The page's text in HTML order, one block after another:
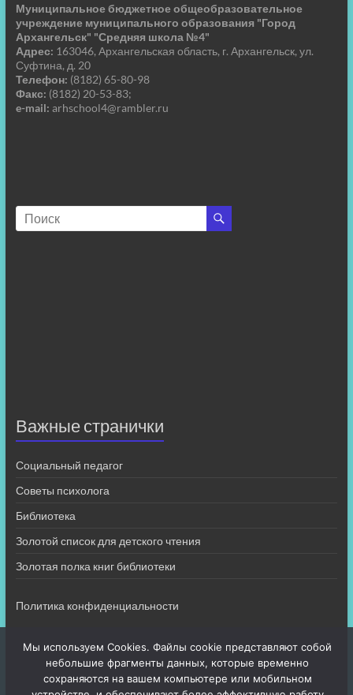
Муниципальное бюджетное общеобразовательное
учреждение муниципального образования "Город
Архангельск" "Средняя школа №4"
Адрес: 163046, Архангельская область, г. Архангельск, ул.
Суфтина, д. 20
Телефон: (8182) 65-80-98
Факс: (8182) 20-53-83;
e-mail: arhschool4@rambler.ru
Важные странички
Социальный педагог
Советы психолога
Библиотека
Золотой список для детского чтения
Золотая полка книг библиотеки
Политика конфиденциальности
Мы используем Cookies. Файлы cookie представляют собой
небольшие фрагменты данных, которые временно
сохраняются на вашем компьютере или мобильном